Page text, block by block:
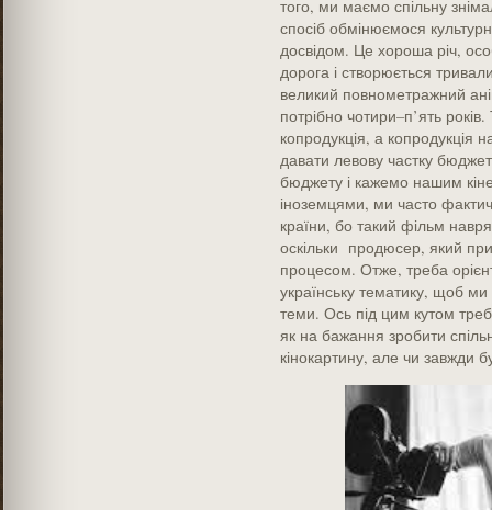
того, ми маємо спільну
спосіб обмінюємося
досвідом. Це хороша річ,
дорога і створюється
великий повнометражний
потрібно чотири–п’ять
копродукція, а
давати левову частку
бюджету і кажемо нашим
іноземцями, ми часто
країни, бо такий фільм
оскільки продюсер, який
процесом. Отже, треба
українську тематику, щоб
теми. Ось під цим кутом
як на бажання зробити
кінокартину, але чи завжди